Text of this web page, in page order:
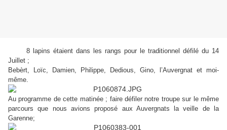
8 lapins étaient dans les rangs pour le traditionnel défilé du 14
Juillet ;
Bebèrt, Loïc, Damien, Philippe, Dedious, Gino, l’Auvergnat et moi-
même.
Au programme de cette matinée ; faire défiler notre troupe sur le même
parcours que nous avions proposé aux Auvergnats la veille de la
Garenne;